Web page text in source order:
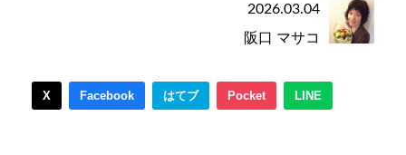
2026.03.04
阪口 マサコ
X Facebook はてブ Pocket LINE